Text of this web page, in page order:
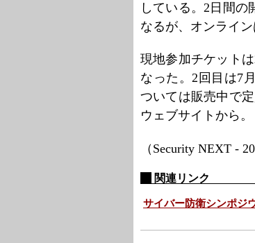
している。2日間の
なるが、オンライ
現地参加チケット
なった。2回目は7
ついては販売中で
ウェブサイトから。
（Security NEXT -
関連リンク
サイバー防衛シンポジ